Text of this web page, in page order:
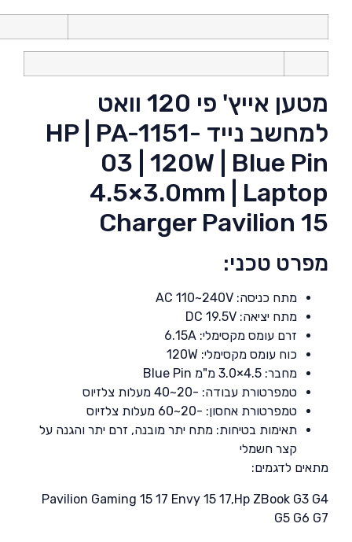
מטען אייץ' פי 120 וואט
למחשב נייד HP | PA-1151-
03 | 120W | Blue Pin
4.5×3.0mm | Laptop
Charger Pavilion 15
מפרט טכני:
מתח כניסה: AC 110~240V
מתח יציאה: DC 19.5V
זרם עומס מקסימלי: 6.15A
כוח עומס מקסימלי: 120W
מחבר: 4.5×3.0 מ"מ Blue Pin
טמפרטורת עבודה: -20~40 מעלות צלזיוס
טמפרטורת אחסון: -20~60 מעלות צלזיוס
תאימות בטיחות: מתח יתר מובנה, זרם יתר והגנה על
קצר חשמלי
מתאים לדגמים:
Pavilion Gaming 15 17 Envy 15 17,Hp ZBook G3 G4
G5 G6 G7